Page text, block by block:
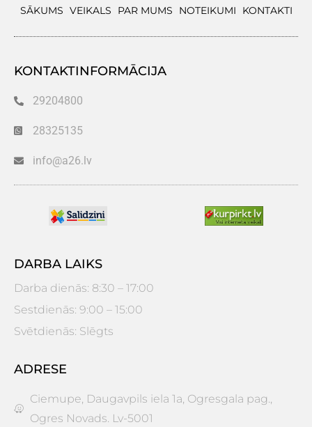
SĀKUMS VEIKALS PAR MUMS NOTEIKUMI KONTAKTI
KONTAKTINFORMĀCIJA
29204800
28325135
info@a26.lv
DARBA LAIKS
Darba dienās: 8:30 – 17:00
Sestdienās: 9:00 – 15:00
Svētdienās: Slēgts
ADRESE
Ciemupe, Daugavpils iela 1a, Ogresgala pag.,
Ogres Novads. Lv-5001